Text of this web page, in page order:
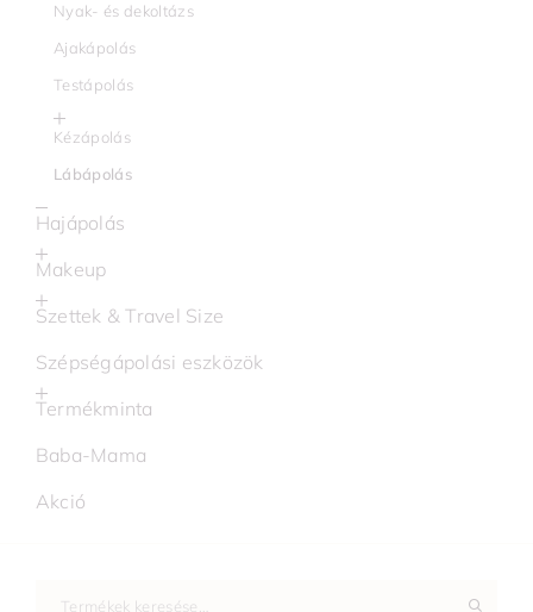
Nyak- és dekoltázs
Ajakápolás
Testápolás
Kézápolás
Lábápolás
Hajápolás
Makeup
Szettek & Travel Size
Szépségápolási eszközök
Termékminta
Baba-Mama
Akció